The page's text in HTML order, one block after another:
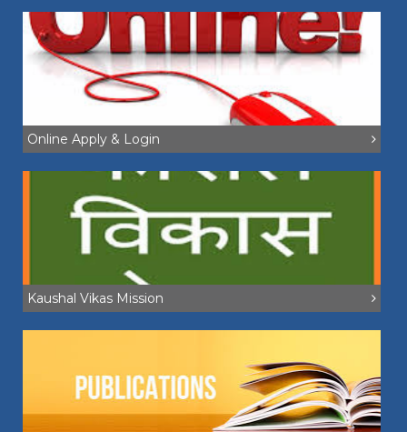
Online Apply & Login
Kaushal Vikas Mission